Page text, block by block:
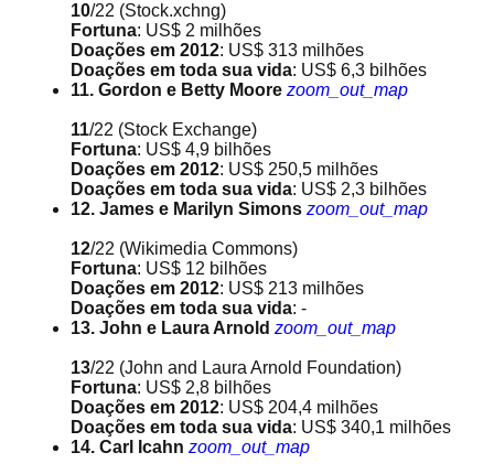
10/22 (Stock.xchng)
Fortuna: US$ 2 milhões
Doações em 2012: US$ 313 milhões
Doações em toda sua vida: US$ 6,3 bilhões
11. Gordon e Betty Moore zoom_out_map
11/22 (Stock Exchange)
Fortuna: US$ 4,9 bilhões
Doações em 2012: US$ 250,5 milhões
Doações em toda sua vida: US$ 2,3 bilhões
12. James e Marilyn Simons zoom_out_map
12/22 (Wikimedia Commons)
Fortuna: US$ 12 bilhões
Doações em 2012: US$ 213 milhões
Doações em toda sua vida: -
13. John e Laura Arnold zoom_out_map
13/22 (John and Laura Arnold Foundation)
Fortuna: US$ 2,8 bilhões
Doações em 2012: US$ 204,4 milhões
Doações em toda sua vida: US$ 340,1 milhões
14. Carl Icahn zoom_out_map